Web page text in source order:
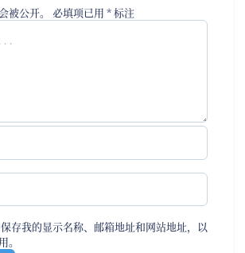
被公开。 必填项已用 *标注
存我的显示名称、邮箱地址和网站地址，以